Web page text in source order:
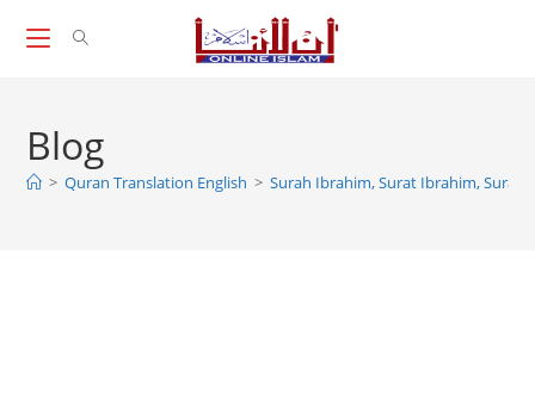
Blog
> Quran Translation English > Surah Ibrahim, Surat Ibrahim, Surah